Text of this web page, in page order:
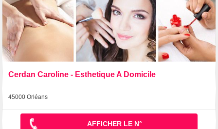
Cerdan Caroline - Esthetique A Domicile
45000 Orléans
AFFICHER LE N°